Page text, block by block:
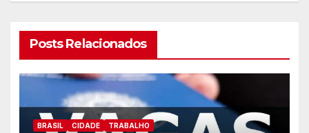
Posts Relacionados
BRASIL CIDADE TRABALHO